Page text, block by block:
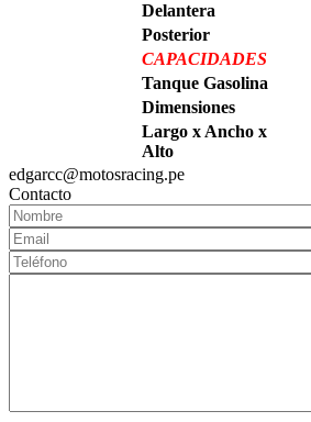
Delantera
Posterior
CAPACIDADES
Tanque Gasolina
Dimensiones
Largo x Ancho x
Alto
edgarcc@motosracing.pe
Contacto